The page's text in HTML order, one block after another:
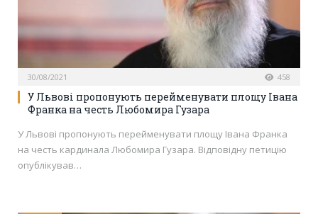
30/08/2021 458
У Львові пропонують перейменувати площу Івана
Франка на честь Любомира Гузара
У Львові пропонують перейменувати площу Івана Франка
на честь кардинала Любомира Гузара. Відповідну петицію
опублікував…